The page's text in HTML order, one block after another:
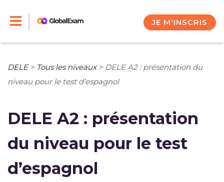
JE M'INSCRIS
DELE> Tous les niveaux> DELE A2 : présentation du
niveau pour le test d’espagnol
DELE A2 : présentation
du niveau pour le test
d’espagnol